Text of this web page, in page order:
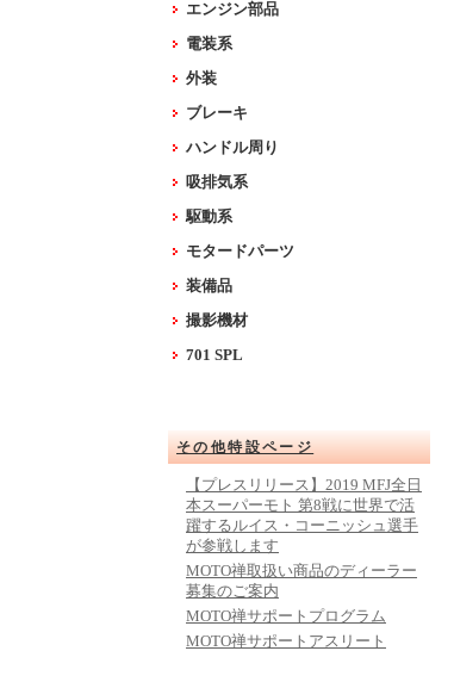
エンジン部品
電装系
外装
ブレーキ
ハンドル周り
吸排気系
駆動系
モタードパーツ
装備品
撮影機材
701 SPL
その他特設ページ
【プレスリリース】2019 MFJ全日
本スーパーモト 第8戦に世界で活
躍するルイス・コーニッシュ選手
が参戦します
MOTO禅取扱い商品のディーラー
募集のご案内
MOTO禅サポートプログラム
MOTO禅サポートアスリート